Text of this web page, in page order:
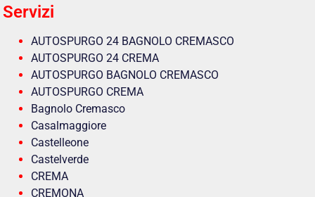
Servizi
AUTOSPURGO 24 BAGNOLO CREMASCO
AUTOSPURGO 24 CREMA
AUTOSPURGO BAGNOLO CREMASCO
AUTOSPURGO CREMA
Bagnolo Cremasco
Casalmaggiore
Castelleone
Castelverde
CREMA
CREMONA